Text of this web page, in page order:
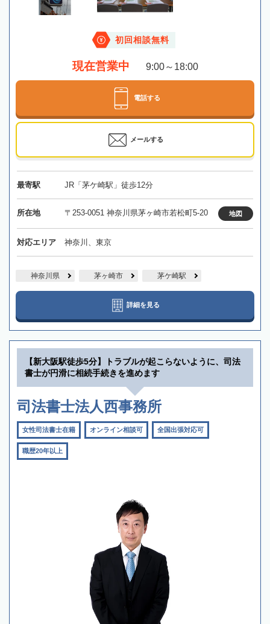
初回相談無料
現在営業中 9:00～18:00
電話する
メールする
最寄駅 JR「茅ケ崎駅」徒歩12分
所在地 〒253-0051 神奈川県茅ヶ崎市若松町5-20 地図
対応エリア 神奈川、東京
神奈川県 茅ヶ崎市 茅ケ崎駅
詳細を見る
【新大阪駅徒歩5分】トラブルが起こらないように、司法
書士が円滑に相続手続きを進めます
司法書士法人西事務所
女性司法書士在籍 オンライン相談可 全国出張対応可
職歴20年以上